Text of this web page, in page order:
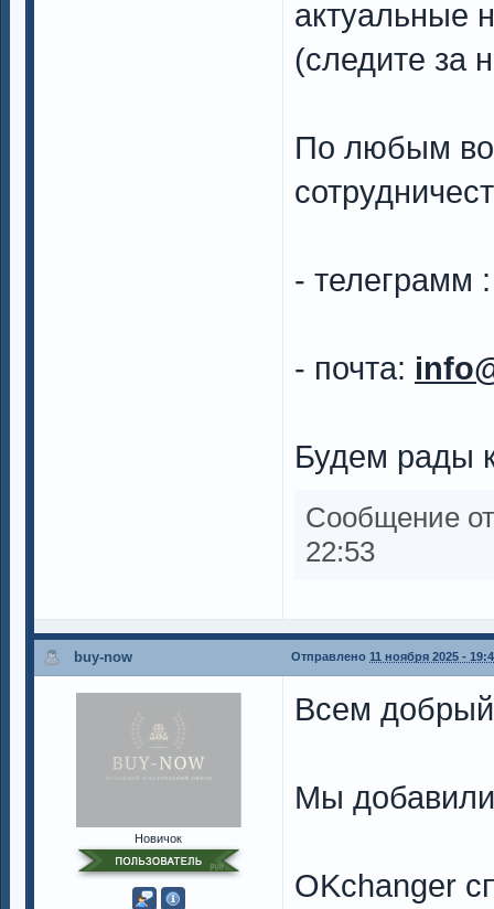
актуальные
(следите за
По любым
- телеграмм
- почта:
Будем рады
Сообщение
22:53
buy-now Отправлено 11 ноября 2025 -
Новичок
Всем
Мы
OKchanger